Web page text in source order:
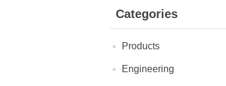
Categories
Products
Engineering